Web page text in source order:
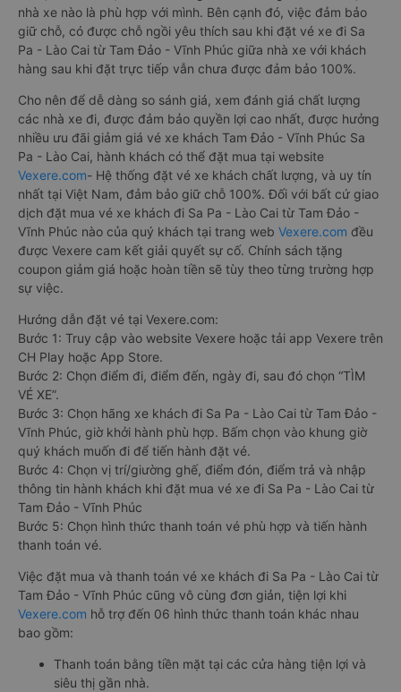
nhà xe nào là phù hợp với mình. Bên cạnh đó, việc đảm bảo
giữ chỗ, có được chỗ ngồi yêu thích sau khi đặt vé xe đi Sa
Pa - Lào Cai từ Tam Đảo - Vĩnh Phúc giữa nhà xe với khách
hàng sau khi đặt trực tiếp vẫn chưa được đảm bảo 100%.
Cho nên để dễ dàng so sánh giá, xem đánh giá chất lượng
các nhà xe đi, được đảm bảo quyền lợi cao nhất, được hưởng
nhiều ưu đãi giảm giá vé xe khách Tam Đảo - Vĩnh Phúc Sa
Pa - Lào Cai, hành khách có thể đặt mua tại website
Vexere.com- Hệ thống đặt vé xe khách chất lượng, và uy tín
nhất tại Việt Nam, đảm bảo giữ chỗ 100%. Đối với bất cứ giao
dịch đặt mua vé xe khách đi Sa Pa - Lào Cai từ Tam Đảo -
Vĩnh Phúc nào của quý khách tại trang web Vexere.com đều
được Vexere cam kết giải quyết sự cố. Chính sách tặng
coupon giảm giá hoặc hoàn tiền sẽ tùy theo từng trường hợp
sự việc.
Hướng dẫn đặt vé tại Vexere.com:
Bước 1: Truy cập vào website Vexere hoặc tải app Vexere trên
CH Play hoặc App Store.
Bước 2: Chọn điểm đi, điểm đến, ngày đi, sau đó chọn “TÌM
VÉ XE”.
Bước 3: Chọn hãng xe khách đi Sa Pa - Lào Cai từ Tam Đảo -
Vĩnh Phúc, giờ khởi hành phù hợp. Bấm chọn vào khung giờ
quý khách muốn đi để tiến hành đặt vé.
Bước 4: Chọn vị trí/giường ghế, điểm đón, điểm trả và nhập
thông tin hành khách khi đặt mua vé xe đi Sa Pa - Lào Cai từ
Tam Đảo - Vĩnh Phúc
Bước 5: Chọn hình thức thanh toán vé phù hợp và tiến hành
thanh toán vé.
Việc đặt mua và thanh toán vé xe khách đi Sa Pa - Lào Cai từ
Tam Đảo - Vĩnh Phúc cũng vô cùng đơn giản, tiện lợi khi
Vexere.com hỗ trợ đến 06 hình thức thanh toán khác nhau
bao gồm:
Thanh toán bằng tiền mặt tại các cửa hàng tiện lợi và
siêu thị gần nhà.